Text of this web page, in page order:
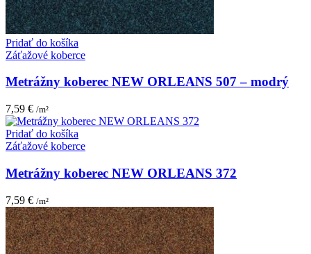
Pridať do košíka
Záťažové koberce
Metrážny koberec NEW ORLEANS 507 – modrý
7,59 € /m²
Pridať do košíka
Záťažové koberce
Metrážny koberec NEW ORLEANS 372
7,59 € /m²